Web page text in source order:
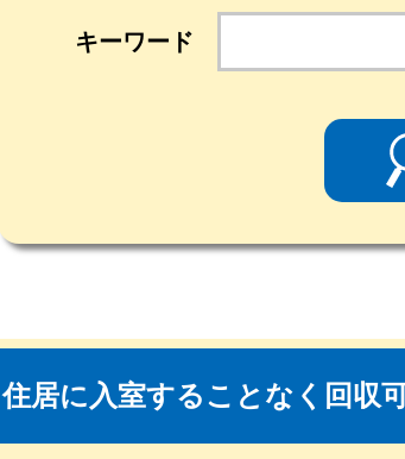
キーワード
住居に入室することなく回収